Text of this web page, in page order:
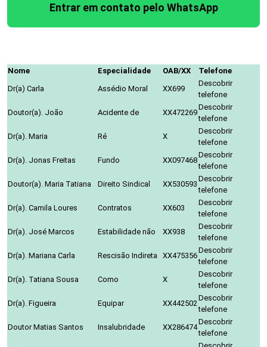
Entrar em contato pelo WhatsApp
Nome Especialidade OAB/XX
Telefone
Dr(a) Carla
Assédio Moral XX699
Descobrir
telefone
Doutor(a). João
Acidente de XX472269
Descobrir
telefone
Dr(a). Maria
Ré X
Descobrir
telefone
Dr(a). Jonas Freitas
Fundo XX097468
Descobrir
telefone
Doutor(a). Maria Tatiana
Direito Sindical XX530593
Descobrir
telefone
Dr(a). Camila Loures
Contratos XX603
Descobrir
telefone
Dr(a). José Marcos
Estabilidade não XX938
Descobrir
telefone
Dr(a). Mariana Carla
Rescisão Indireta XX475356
Descobrir
telefone
Dr(a). Tatiana Sousa
Como X
Descobrir
telefone
Dr(a). Figueira
Equipar XX442502
Descobrir
telefone
Doutor Matias Santos
Insalubridade XX286474
Descobrir
telefone